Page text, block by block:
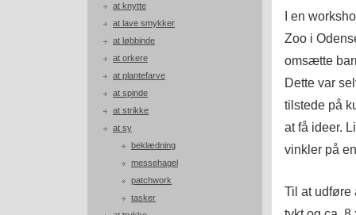
at knytte
at lave smykker
at løbbinde
at orkere
at plantefarve
at spinde
at strikke
at sy
beklædning
messehagel
patchwork
tasker
I en
Zoo i
omsætte
Dette var
tilstede på
at få ideer.
vinkler på
Til at udføre